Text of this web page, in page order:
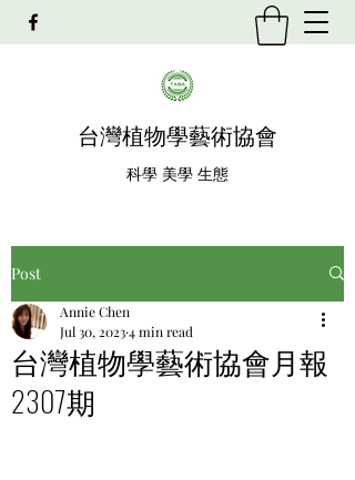
​台灣植物學藝術協會
科學 美學 生態
Post
台灣植物學藝術協會月報
2307期
Annie Chen
Jul 30, 20234 min read